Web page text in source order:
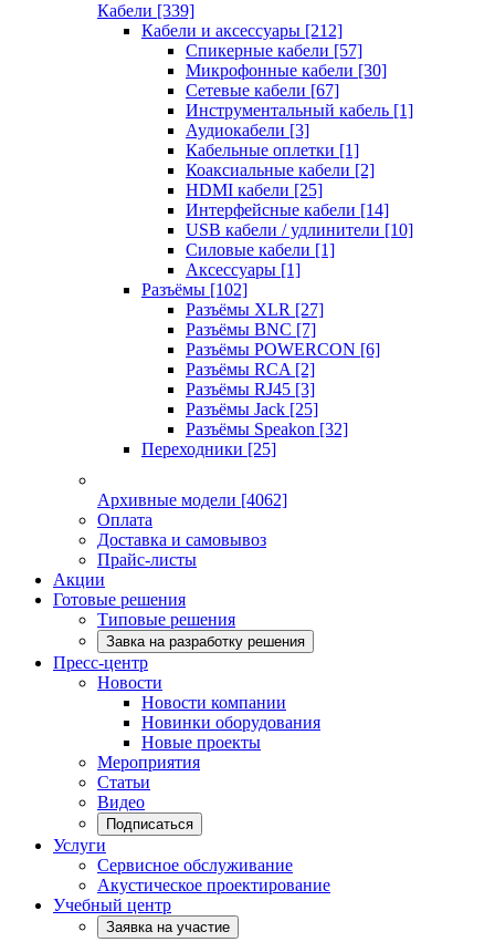
Кабели [339]
Кабели и аксессуары [212]
Спикерные кабели [57]
Микрофонные кабели [30]
Сетевые кабели [67]
Инструментальный кабель [1]
Аудиокабели [3]
Кабельные оплетки [1]
Коаксиальные кабели [2]
HDMI кабели [25]
Интерфейсные кабели [14]
USB кабели / удлинители [10]
Силовые кабели [1]
Аксессуары [1]
Разъёмы [102]
Разъёмы XLR [27]
Разъёмы BNC [7]
Разъёмы POWERCON [6]
Разъёмы RCA [2]
Разъёмы RJ45 [3]
Разъёмы Jack [25]
Разъёмы Speakon [32]
Переходники [25]
Архивные модели [4062]
Оплата
Доставка и самовывоз
Прайс-листы
Акции
Готовые решения
Типовые решения
Завка на разработку решения
Пресс-центр
Новости
Новости компании
Новинки оборудования
Новые проекты
Мероприятия
Статьи
Видео
Подписаться
Услуги
Сервисное обслуживание
Акустическое проектирование
Учебный центр
Заявка на участие